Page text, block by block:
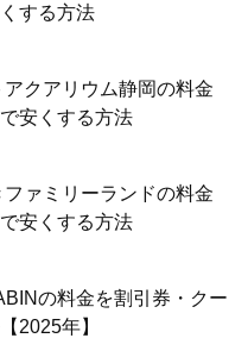
する方法
アクアリウム静岡の料金
安くする方法
ファミリーランドの料金
安くする方法
の料金を割引券・クー
2025年】